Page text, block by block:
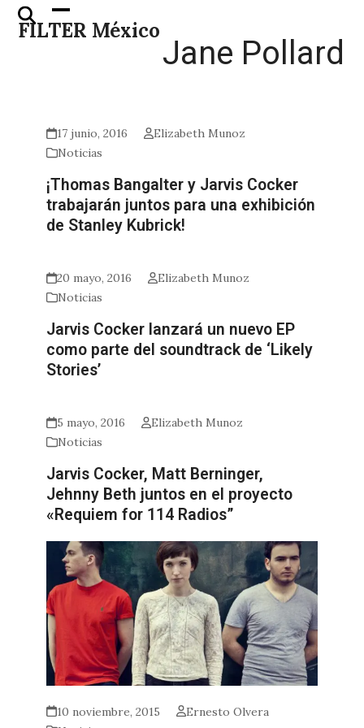
Skip
FILTER México
Open
mobile
Close
mobile
Jane Pollard
17 junio, 2016
Elizabeth Munoz
Noticias
¡Thomas Bangalter y Jarvis Cocker
trabajarán juntos para una exhibición
de Stanley Kubrick!
20 mayo, 2016
Elizabeth Munoz
Noticias
Jarvis Cocker lanzará un nuevo EP
como parte del soundtrack de ‘Likely
Stories’
5 mayo, 2016
Elizabeth Munoz
Noticias
Jarvis Cocker, Matt Berninger,
Jehnny Beth juntos en el proyecto
«Requiem for 114 Radios”
10 noviembre, 2015
Ernesto Olvera